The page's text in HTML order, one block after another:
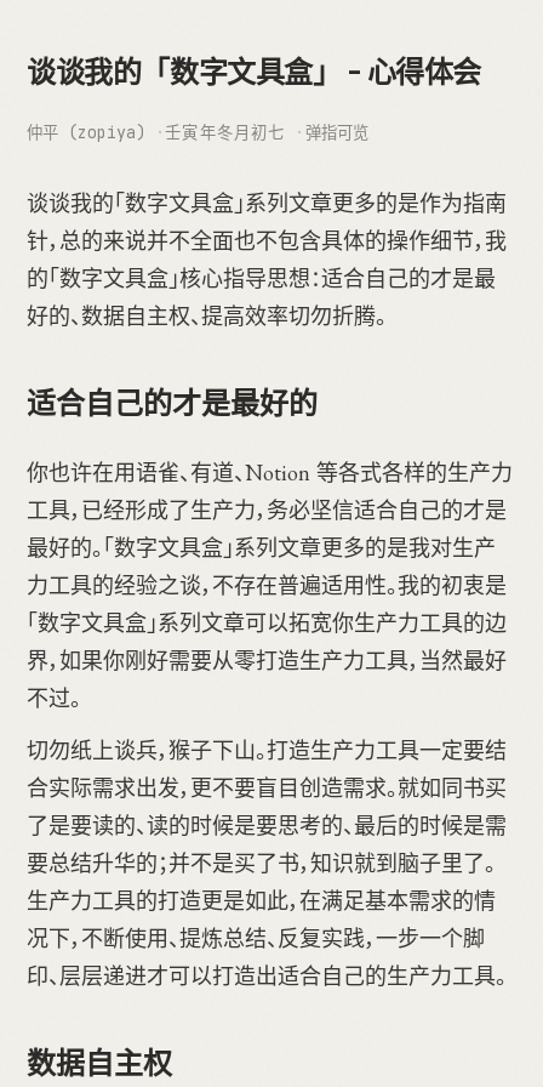
谈谈我的「数字文具盒」 - 心得体会
仲平 (zopiya) 壬寅年冬月初七 弹指可览
谈谈我的「数字文具盒」系列文章更多的是作为指南
针，总的来说并不全面也不包含具体的操作细节，我
的「数字文具盒」核心指导思想：适合自己的才是最
好的、数据自主权、提高效率切勿折腾。
适合自己的才是最好的
你也许在用语雀、有道、Notion 等各式各样的生产力
工具，已经形成了生产力，务必坚信适合自己的才是
最好的。「数字文具盒」系列文章更多的是我对生产
力工具的经验之谈，不存在普遍适用性。我的初衷是
「数字文具盒」系列文章可以拓宽你生产力工具的边
界，如果你刚好需要从零打造生产力工具，当然最好
不过。
切勿纸上谈兵，猴子下山。打造生产力工具一定要结
合实际需求出发，更不要盲目创造需求。就如同书买
了是要读的、读的时候是要思考的、最后的时候是需
要总结升华的；并不是买了书，知识就到脑子里了。
生产力工具的打造更是如此，在满足基本需求的情
况下，不断使用、提炼总结、反复实践，一步一个脚
印、层层递进才可以打造出适合自己的生产力工具。
数据自主权